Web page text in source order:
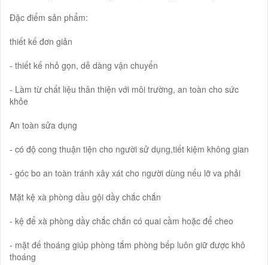
Đặc điểm sản phẩm:
thiết kế đơn giản
- thiết kế nhỏ gọn, dễ dàng vận chuyển
- Làm từ chất liệu thân thiện với môi trường, an toàn cho sức
khỏe
An toàn sửa dụng
- có độ cong thuận tiện cho người sử dụng,tiết kiệm không gian
- góc bo an toàn tránh xây xát cho người dùng nếu lỡ va phải
Mặt kệ xà phòng dầu gội dầy chắc chắn
- kệ để xà phòng dầy chắc chắn có quai cầm hoặc để cheo
- mặt đế thoáng giúp phòng tắm phòng bếp luôn giữ được khô
thoáng